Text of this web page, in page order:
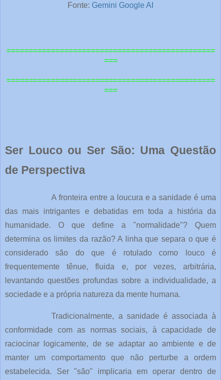
Fonte: Gemini Google AI
===============================================
===
===============================================
===
Ser Louco ou Ser São: Uma Questão
de Perspectiva
A fronteira entre a loucura e a sanidade é uma
das mais intrigantes e debatidas em toda a história da
humanidade. O que define a "normalidade"? Quem
determina os limites da razão? A linha que separa o que é
considerado são do que é rotulado como louco é
frequentemente tênue, fluida e, por vezes, arbitrária,
levantando questões profundas sobre a individualidade, a
sociedade e a própria natureza da mente humana.
Tradicionalmente, a sanidade é associada à
conformidade com as normas sociais, à capacidade de
raciocinar logicamente, de se adaptar ao ambiente e de
manter um comportamento que não perturbe a ordem
estabelecida. Ser "são" implicaria em operar dentro de